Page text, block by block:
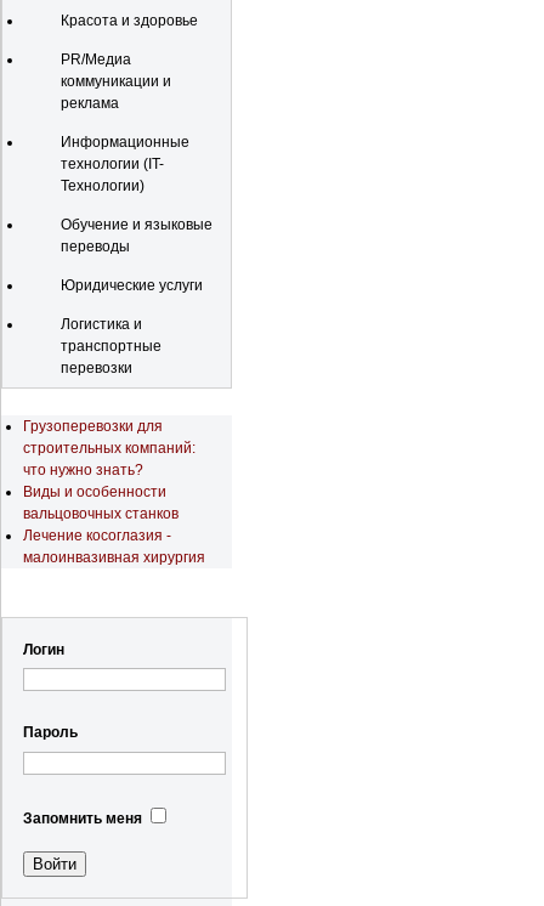
Красота и здоровье
PR/Медиа
коммуникации и
реклама
Информационные
технологии (IT-
Технологии)
Обучение и языковые
переводы
Юридические услуги
Логистика и
транспортные
перевозки
Грузоперевозки для
строительных компаний:
что нужно знать?
Виды и особенности
вальцовочных станков
Лечение косоглазия -
малоинвазивная хирургия
Логин
Пароль
Запомнить меня